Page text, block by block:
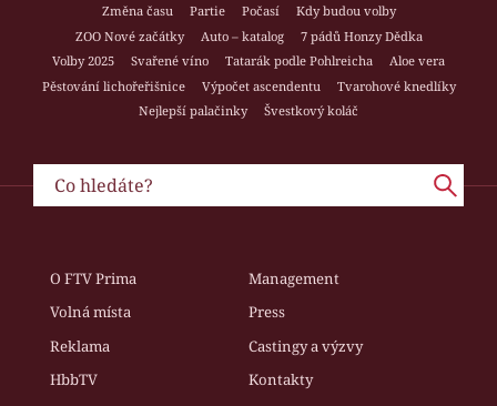
Změna času
Partie Počasí
Kdy budou volby
ZOO Nové začátky
Auto – katalog
7 pádů Honzy Dědka
Volby 2025
Svařené víno Tatarák podle Pohlreicha
Aloe vera
Pěstování lichořeřišnice
Výpočet ascendentu
Tvarohové knedlíky
Nejlepší palačinky
Švestkový koláč
O FTV Prima
Management
Volná místa
Press
Reklama
Castingy a výzvy
HbbTV
Kontakty